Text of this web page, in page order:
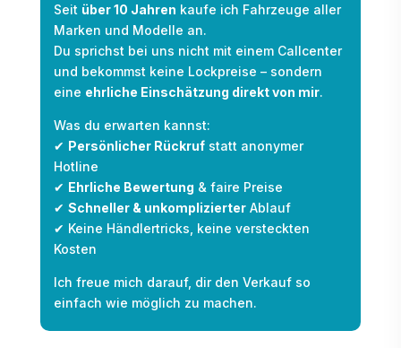
Seit über 10 Jahren kaufe ich Fahrzeuge aller
Marken und Modelle an.
Du sprichst bei uns nicht mit einem Callcenter
und bekommst keine Lockpreise – sondern
eine ehrliche Einschätzung direkt von mir.
Was du erwarten kannst:
✔ Persönlicher Rückrufstatt anonymer
Hotline
✔ Ehrliche Bewertung & faire Preise
✔ Schneller & unkomplizierterAblauf
✔ Keine Händlertricks, keine versteckten
Kosten
Ich freue mich darauf, dir den Verkauf so
einfach wie möglich zu machen.